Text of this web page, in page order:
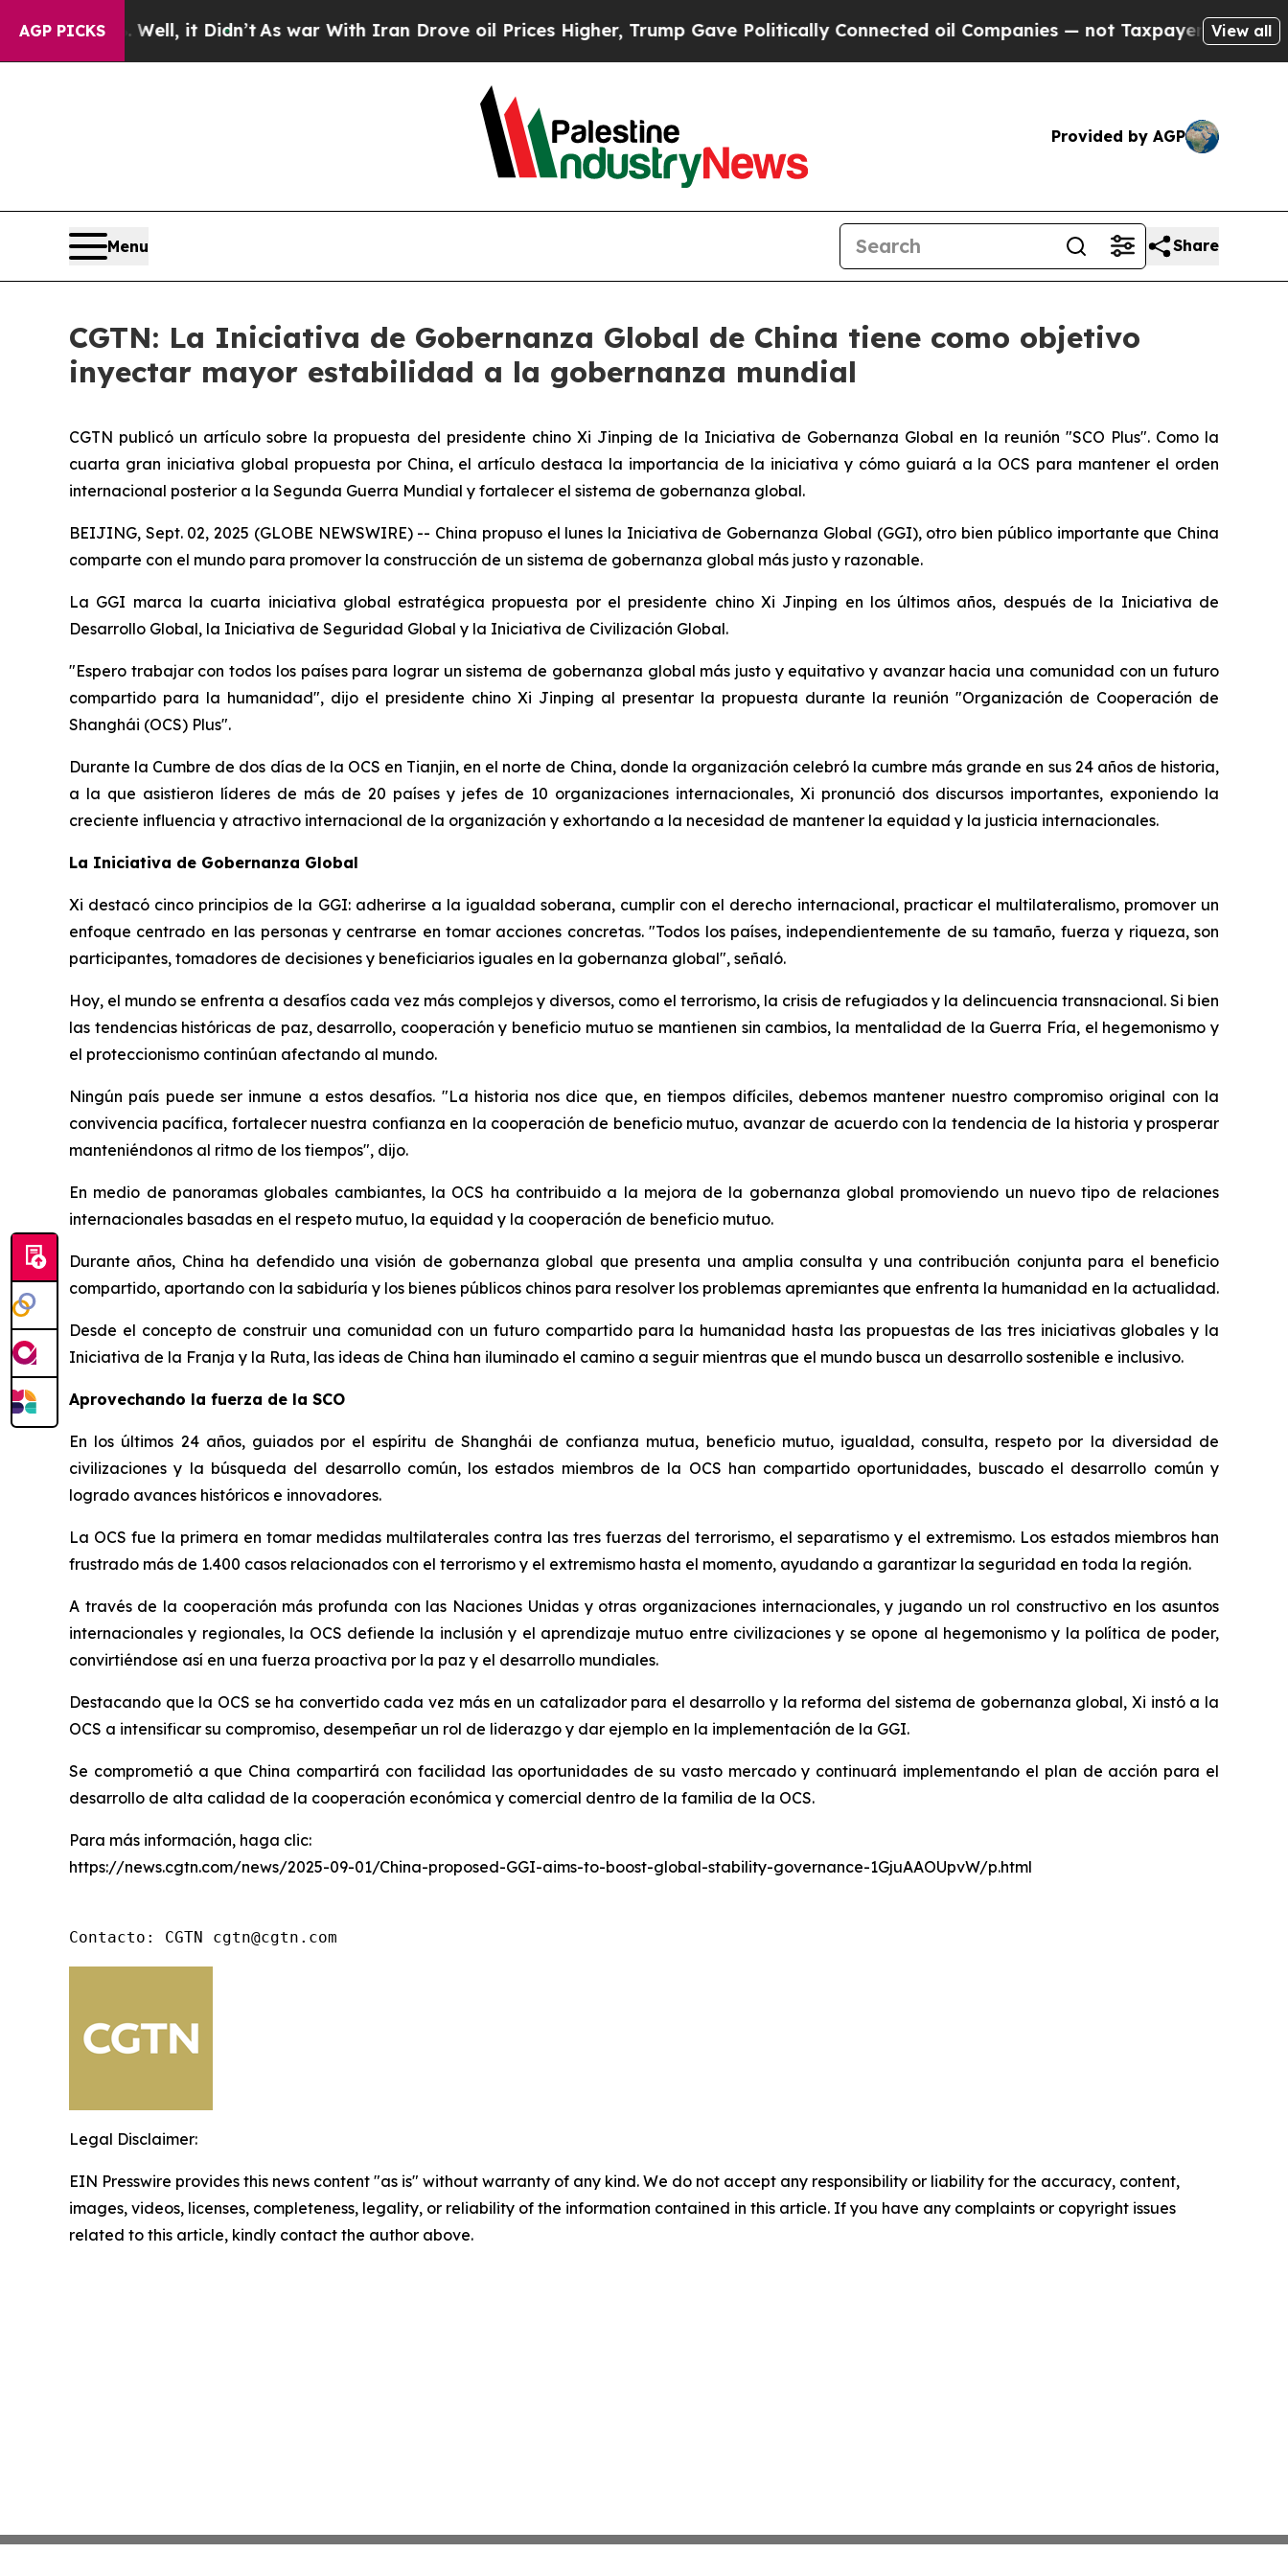
AGP PICKS
Well, it Didn’tAs war With Iran Drove oil Prices Higher, Trump Gave Politically Connected oil Companies — not Taxpayers — the Chance to
View all
Provided by AGP
Menu Share
CGTN: La Iniciativa de Gobernanza Global de China tiene como objetivo
inyectar mayor estabilidad a la gobernanza mundial
CGTN publicó un artículo sobre la propuesta del presidente chino Xi Jinping de la Iniciativa de Gobernanza Global en la reunión "SCO Plus". Como la
cuarta gran iniciativa global propuesta por China, el artículo destaca la importancia de la iniciativa y cómo guiará a la OCS para mantener el orden
internacional posterior a la Segunda Guerra Mundial y fortalecer el sistema de gobernanza global.
BEIJING, Sept. 02, 2025 (GLOBE NEWSWIRE) -- China propuso el lunes la Iniciativa de Gobernanza Global (GGI), otro bien público importante que China
comparte con el mundo para promover la construcción de un sistema de gobernanza global más justo y razonable.
La GGI marca la cuarta iniciativa global estratégica propuesta por el presidente chino Xi Jinping en los últimos años, después de la Iniciativa de
Desarrollo Global, la Iniciativa de Seguridad Global y la Iniciativa de Civilización Global.
"Espero trabajar con todos los países para lograr un sistema de gobernanza global más justo y equitativo y avanzar hacia una comunidad con un futuro
compartido para la humanidad", dijo el presidente chino Xi Jinping al presentar la propuesta durante la reunión "Organización de Cooperación de
Shanghái (OCS) Plus".
Durante la Cumbre de dos días de la OCS en Tianjin, en el norte de China, donde la organización celebró la cumbre más grande en sus 24 años de historia,
a la que asistieron líderes de más de 20 países y jefes de 10 organizaciones internacionales, Xi pronunció dos discursos importantes, exponiendo la
creciente influencia y atractivo internacional de la organización y exhortando a la necesidad de mantener la equidad y la justicia internacionales.
La Iniciativa de Gobernanza Global
Xi destacó cinco principios de la GGI: adherirse a la igualdad soberana, cumplir con el derecho internacional, practicar el multilateralismo, promover un
enfoque centrado en las personas y centrarse en tomar acciones concretas. "Todos los países, independientemente de su tamaño, fuerza y riqueza, son
participantes, tomadores de decisiones y beneficiarios iguales en la gobernanza global", señaló.
Hoy, el mundo se enfrenta a desafíos cada vez más complejos y diversos, como el terrorismo, la crisis de refugiados y la delincuencia transnacional. Si bien
las tendencias históricas de paz, desarrollo, cooperación y beneficio mutuo se mantienen sin cambios, la mentalidad de la Guerra Fría, el hegemonismo y
el proteccionismo continúan afectando al mundo.
Ningún país puede ser inmune a estos desafíos. "La historia nos dice que, en tiempos difíciles, debemos mantener nuestro compromiso original con la
convivencia pacífica, fortalecer nuestra confianza en la cooperación de beneficio mutuo, avanzar de acuerdo con la tendencia de la historia y prosperar
manteniéndonos al ritmo de los tiempos", dijo.
En medio de panoramas globales cambiantes, la OCS ha contribuido a la mejora de la gobernanza global promoviendo un nuevo tipo de relaciones
internacionales basadas en el respeto mutuo, la equidad y la cooperación de beneficio mutuo.
Durante años, China ha defendido una visión de gobernanza global que presenta una amplia consulta y una contribución conjunta para el beneficio
compartido, aportando con la sabiduría y los bienes públicos chinos para resolver los problemas apremiantes que enfrenta la humanidad en la actualidad.
Desde el concepto de construir una comunidad con un futuro compartido para la humanidad hasta las propuestas de las tres iniciativas globales y la
Iniciativa de la Franja y la Ruta, las ideas de China han iluminado el camino a seguir mientras que el mundo busca un desarrollo sostenible e inclusivo.
Aprovechando la fuerza de la SCO
En los últimos 24 años, guiados por el espíritu de Shanghái de confianza mutua, beneficio mutuo, igualdad, consulta, respeto por la diversidad de
civilizaciones y la búsqueda del desarrollo común, los estados miembros de la OCS han compartido oportunidades, buscado el desarrollo común y
logrado avances históricos e innovadores.
La OCS fue la primera en tomar medidas multilaterales contra las tres fuerzas del terrorismo, el separatismo y el extremismo. Los estados miembros han
frustrado más de 1.400 casos relacionados con el terrorismo y el extremismo hasta el momento, ayudando a garantizar la seguridad en toda la región.
A través de la cooperación más profunda con las Naciones Unidas y otras organizaciones internacionales, y jugando un rol constructivo en los asuntos
internacionales y regionales, la OCS defiende la inclusión y el aprendizaje mutuo entre civilizaciones y se opone al hegemonismo y la política de poder,
convirtiéndose así en una fuerza proactiva por la paz y el desarrollo mundiales.
Destacando que la OCS se ha convertido cada vez más en un catalizador para el desarrollo y la reforma del sistema de gobernanza global, Xi instó a la
OCS a intensificar su compromiso, desempeñar un rol de liderazgo y dar ejemplo en la implementación de la GGI.
Se comprometió a que China compartirá con facilidad las oportunidades de su vasto mercado y continuará implementando el plan de acción para el
desarrollo de alta calidad de la cooperación económica y comercial dentro de la familia de la OCS.
Para más información, haga clic:
https://news.cgtn.com/news/2025-09-01/China-proposed-GGI-aims-to-boost-global-stability-governance-1GjuAAOUpvW/p.html
Contacto: CGTN cgtn@cgtn.com
Legal Disclaimer:
EIN Presswire provides this news content "as is" without warranty of any kind. We do not accept any responsibility or liability for the accuracy, content,
images, videos, licenses, completeness, legality, or reliability of the information contained in this article. If you have any complaints or copyright issues
related to this article, kindly contact the author above.